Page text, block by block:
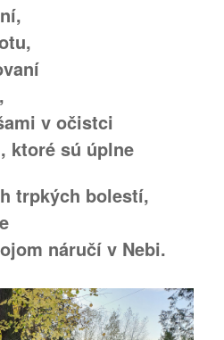
v očistci
ktoré sú úplne
trpkých bolestí,
náručí v Nebi.